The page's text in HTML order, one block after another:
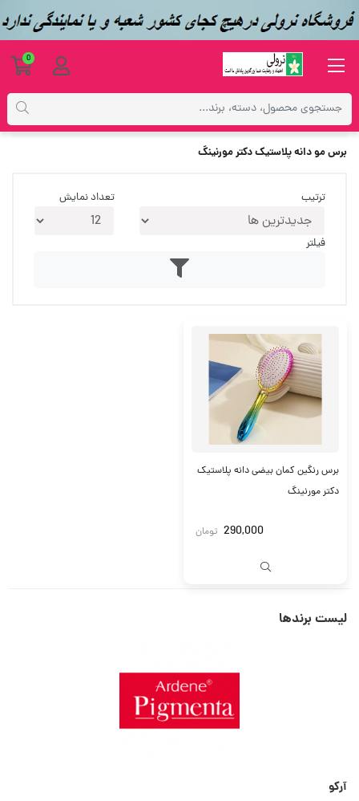
برس مو دانه پلاستیک دکتر مورنینگ
ترتیب تعداد نمایش
فیلتر
برس رنگین کمان بیضی دانه پلاستیک
دکتر مورنینگ
290,000 تومان
لیست برندها
آرکو
0